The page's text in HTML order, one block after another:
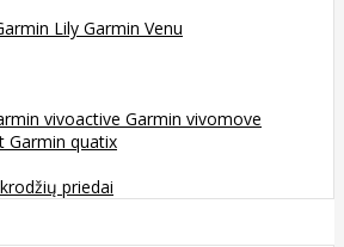
Lily Garmin Venu
vivoactive Garmin vivomove
Garmin quatix
priedai